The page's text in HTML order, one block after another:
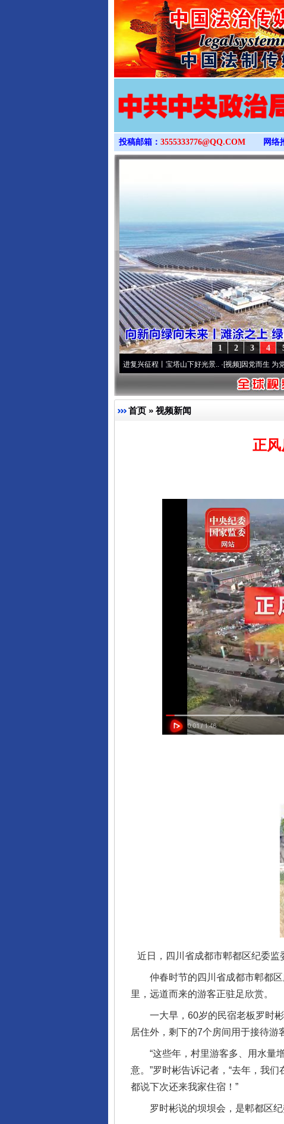
投稿邮箱： 3555333776@QQ.COM 网络
4
3
2
1
牢记初心使命 奋进复兴征程丨宝塔山下好光景..·[视频]因党而生 为党而战——百
首页 » 视频新闻
正
近日，四川省成都市郫都区纪委
仲春时节的四川省成都市郫都区
里，远道而来的游客正驻足欣赏。
一大早，60岁的民宿老板罗时彬
居住外，剩下的7个房间用于接待游
“这些年，村里游客多、用水量增
意。”罗时彬告诉记者，“去年，我
都说下次还来我家住宿！”
罗时彬说的坝坝会，是郫都区纪